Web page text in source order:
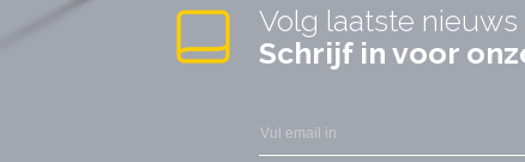
Volg laatste nieuws
Schrijf in voor